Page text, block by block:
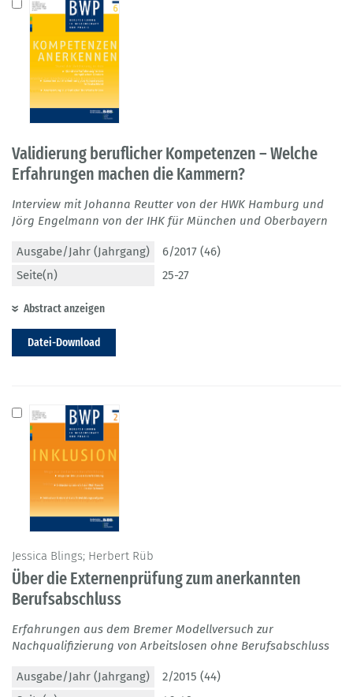
Validierung beruflicher Kompetenzen – Welche
Erfahrungen machen die Kammern?
Interview mit Johanna Reutter von der HWK Hamburg und
Jörg Engelmann von der IHK für München und Oberbayern
Ausgabe/Jahr (Jahrgang)
6/2017 (46)
Seite(n)
25-27
Abstract anzeigen
Datei-Download
Jessica Blings; Herbert Rüb
Über die Externenprüfung zum anerkannten
Berufsabschluss
Erfahrungen aus dem Bremer Modellversuch zur
Nachqualifizierung von Arbeitslosen ohne Berufsabschluss
Ausgabe/Jahr (Jahrgang)
2/2015 (44)